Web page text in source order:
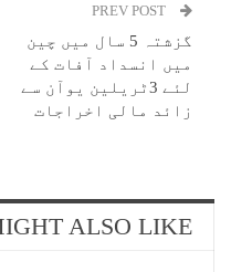
گزشتہ 5 سال میں چین
میں انسداد آفات کے
لئے 3ٹریلین یوآن سے
زائد مالی اخراجات
ALSO LIKE